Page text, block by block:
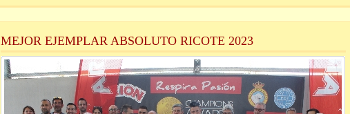
MEJOR EJEMPLAR ABSOLUTO RICOTE 2023